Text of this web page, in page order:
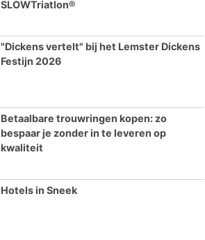
SLOWTriatlon®
"Dickens vertelt" bij het Lemster Dickens
Festijn 2026
Betaalbare trouwringen kopen: zo
bespaar je zonder in te leveren op
kwaliteit
Hotels in Sneek